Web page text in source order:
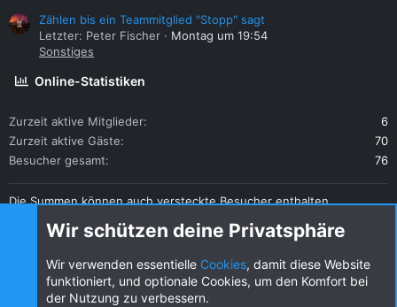
Zählen bis ein Teammitglied "Stopp" sagt
Letzter: Peter Fischer
Montag um 19:54
Sonstiges
Online-Statistiken
Zurzeit aktive Mitglieder
6
Zurzeit aktive Gäste
70
Besucher gesamt
76
Die Summen können auch versteckte Besucher enthalten.
Diese Seite teilen
Wir schützen deine Privatsphäre
Wir verwenden essentielle Cookies, damit diese Website
funktioniert, und optionale Cookies, um den Komfort bei
der Nutzung zu verbessern.